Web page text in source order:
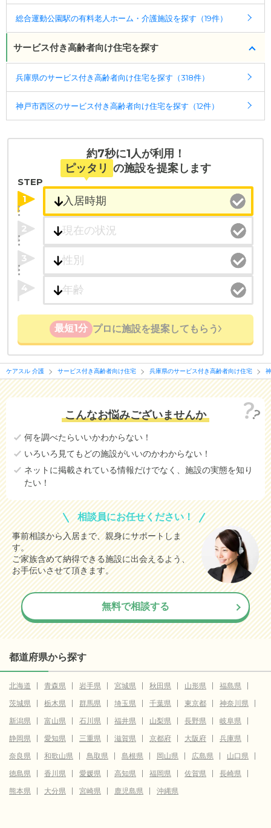
総合運動公園駅の有料老人ホーム・介護施設を探す（19件）
サービス付き高齢者向け住宅を探す
兵庫県のサービス付き高齢者向け住宅を探す（318件）
神戸市西区のサービス付き高齢者向け住宅を探す（12件）
約7秒に1人が利用！
ピッタリ の施設を提案します
STEP
1
2
3
4
最短1分 プロに施設を提案してもらう
ケアスル 介護 サービス付き高齢者向け住宅 兵庫県のサービス付き高齢者向け住宅
こんなお悩みございませんか
何を調べたらいいかわからない！
いろいろ見てもどの施設がいいのかわからない！
ネットに掲載されている情報だけでなく、施設の実態を知り
たい！
相談員にお任せください！
事前相談から入居まで、親身にサポートしま
す。
ご家族含めて納得できる施設に出会えるよう、
お手伝いさせて頂きます。
無料で相談する
都道府県から探す
北海道 青森県 岩手県 宮城県 秋田県 山形県
福島県
茨城県
栃木県 群馬県 埼玉県 千葉県 東京都
神奈川県
新潟県
富山県 石川県 福井県 山梨県 長野県
岐阜県
静岡県
愛知県 三重県 滋賀県 京都府 大阪府
兵庫県
奈良県
和歌山県 鳥取県 島根県 岡山県 広島県
山口県
徳島県
香川県 愛媛県 高知県 福岡県 佐賀県
長崎県
熊本県
大分県 宮崎県 鹿児島県 沖縄県